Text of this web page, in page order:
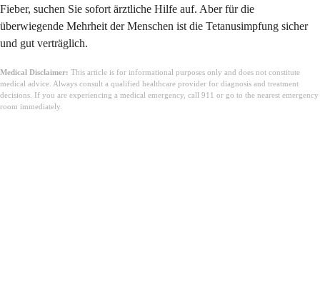
Fieber, suchen Sie sofort ärztliche Hilfe auf. Aber für die
überwiegende Mehrheit der Menschen ist die Tetanusimpfung sicher
und gut verträglich.
Medical Disclaimer: This article is for informational purposes only and does not constitute
medical advice. Always consult a qualified healthcare provider for diagnosis and treatment
decisions. If you are experiencing a medical emergency, call 911 or go to the nearest emergency
room immediately.